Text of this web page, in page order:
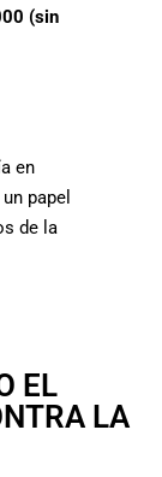
(sin
en
papel
de la
EL
LA